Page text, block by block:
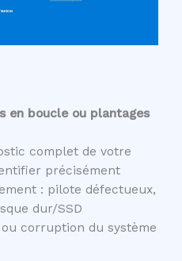
en boucle ou plantages
complet de votre
précisément
: pilote défectueux,
dur/SSD
corruption du système